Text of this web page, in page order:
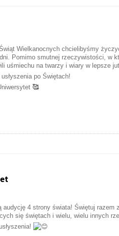
Wielkanocnych chcielibyśmy
Pomimo smutnej rzeczywistości, w
uśmiechu na twarzy i wiary w lepsze
po Świętach!
🥰
audycję 4 strony świata! Świętuj razem
się świętach i wielu, wielu innych